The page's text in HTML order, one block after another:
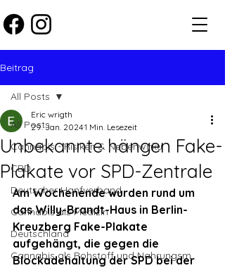
Beitrag
All Posts
Cannabis - Risiken & Nebenwirku
CBD
Deutscher Hanfverband
Cannabis als Medizin
Deutschland
Cannabis als Rohstoff und Nahrungsm
All Posts
Unbekannte hängen Fake-
Plakate vor SPD-Zentrale
Eric wrigth
29. Jan. 20241 Min. Lesezeit
Am Wochenende wurden rund um
das Willy-Brandt-Haus in Berlin-
Kreuzberg Fake-Plakate
aufgehängt, die gegen die
Blockadehaltung der SPD bei der